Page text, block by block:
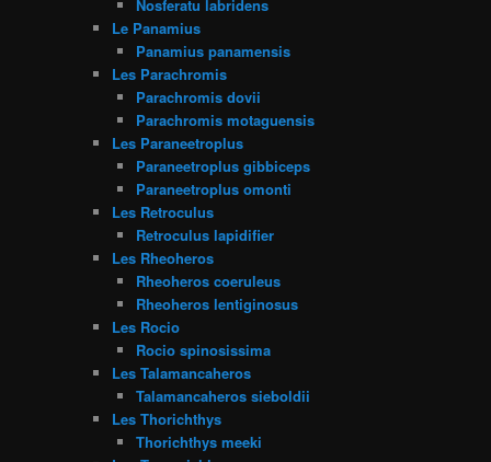
Nosferatu labridens
Le Panamius
Panamius panamensis
Les Parachromis
Parachromis dovii
Parachromis motaguensis
Les Paraneetroplus
Paraneetroplus gibbiceps
Paraneetroplus omonti
Les Retroculus
Retroculus lapidifier
Les Rheoheros
Rheoheros coeruleus
Rheoheros lentiginosus
Les Rocio
Rocio spinosissima
Les Talamancaheros
Talamancaheros sieboldii
Les Thorichthys
Thorichthys meeki